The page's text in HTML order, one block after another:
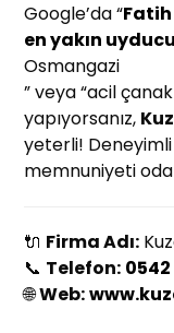
Google’da “
en yakın
Osmangazi
” veya “acil
yapıyorsanız,
yeterli!
memnuniyeti
🔌 Firma Adı:
📞 Telefon: 0542
🌐Web: